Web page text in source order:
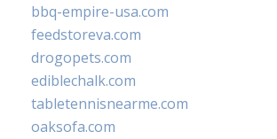
bbq-empire-usa.com
feedstoreva.com
drogopets.com
ediblechalk.com
tabletennisnearme.com
oaksofa.com